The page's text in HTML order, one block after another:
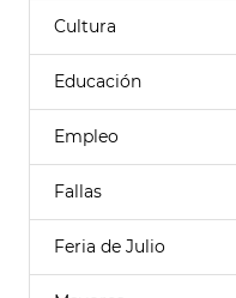
Cultura
Educación
Empleo
Fallas
Feria de Julio